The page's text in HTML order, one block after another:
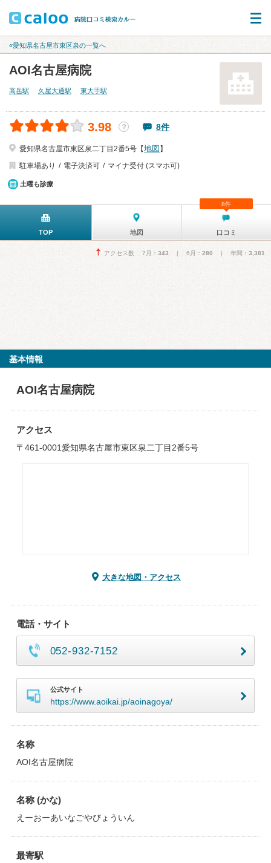
«愛知県名古屋市東区泉の一覧へ
AOI名古屋病院
高岳駅 久屋大通駅 東大手駅
3.98 ？ 8件
愛知県名古屋市東区泉二丁目2番5号【地図 】
駐車場あり
電子決済可 マイナ受付 (スマホ可)
土曜も診療
TOP 地図 口コミ
8件
アクセス数 7月： 343 | 6月： 280 | 年間： 3,381
基本情報
AOI名古屋病院
アクセス
〒461-0001愛知県名古屋市東区泉二丁目2番5号
大きな地図・アクセス
電話・サイト
052-932-7152
公式サイト
https://www.aoikai.jp/aoinagoya/
名称
AOI名古屋病院
名称 (かな)
えーおーあいなごやびょういん
最寄駅